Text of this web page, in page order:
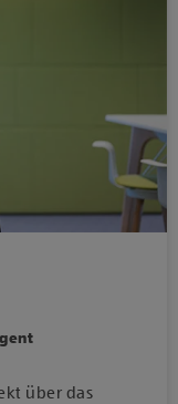
über das